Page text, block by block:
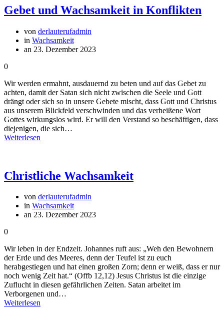
Gebet und Wachsamkeit in Konflikten
von derlauterufadmin
in Wachsamkeit
an 23. Dezember 2023
0
Wir werden ermahnt, ausdauernd zu beten und auf das Gebet zu
achten, damit der Satan sich nicht zwischen die Seele und Gott
drängt oder sich so in unsere Gebete mischt, dass Gott und Christus
aus unserem Blickfeld verschwinden und das verheißene Wort
Gottes wirkungslos wird. Er will den Verstand so beschäftigen, dass
diejenigen, die sich…
Weiterlesen
Christliche Wachsamkeit
von derlauterufadmin
in Wachsamkeit
an 23. Dezember 2023
0
Wir leben in der Endzeit. Johannes ruft aus: „Weh den Bewohnern
der Erde und des Meeres, denn der Teufel ist zu euch
herabgestiegen und hat einen großen Zorn; denn er weiß, dass er nur
noch wenig Zeit hat.“ (Offb 12,12) Jesus Christus ist die einzige
Zuflucht in diesen gefährlichen Zeiten. Satan arbeitet im
Verborgenen und…
Weiterlesen